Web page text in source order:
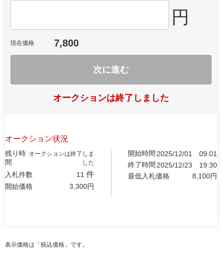
円
現在価格 7,800
次に進む
オークションは終了しました
オークション状況
残り時
間
オークションは終了しま
した
入札件数 11 件
開始価格 3,300円
開始時間 2025/12/01
09:01
終了時間 2025/12/23
19:30
最低入札価格
8,100円
表示価格は「税込価格」です。